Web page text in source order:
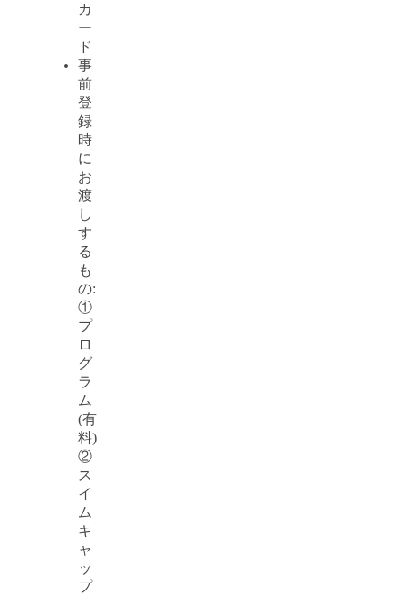
カ
ー
ド
事
前
登
録
時
に
お
渡
し
す
る
も
の:
①
プ
ロ
グ
ラ
ム
(有
料)
②
ス
イ
ム
キ
ャ
ッ
プ